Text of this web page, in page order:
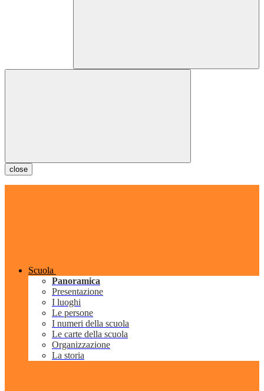
close
Scuola
Panoramica
Presentazione
I luoghi
Le persone
I numeri della scuola
Le carte della scuola
Organizzazione
La storia